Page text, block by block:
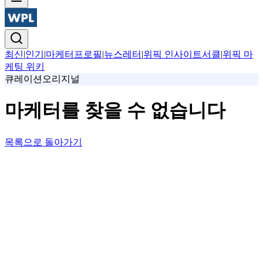
최신|인기 |마케터프로필|뉴스레터 |위픽 인사이트서클|위픽 마
케팅 위키
큐레이션 오리지널
마케터를 찾을 수 없습니다
목록으로 돌아가기